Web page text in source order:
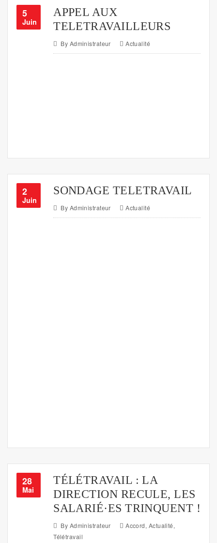
5
Juin
APPEL AUX
TELETRAVAILLEURS
By Administrateur Actualité
2
Juin
SONDAGE TELETRAVAIL
By Administrateur Actualité
28
Mai
TÉLÉTRAVAIL : LA
DIRECTION RECULE, LES
SALARIÉ·ES TRINQUENT !
By Administrateur Accord, Actualité,
Télétravail